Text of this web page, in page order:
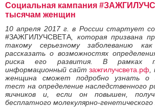
Социальная кампания
тысячам женщин
10 апреля 2017 г. в России стартует
#ЗАЖГИЛУЧСВЕТА , которая призвана
такому серьезному заболеванию
рассказать о возможностях
риска его развития. В рамках
информационный сайтзажгилучсвета.рф
женщина сможет подробно узнать о
тест на определение наследственного
яичников и, если он повышен,
бесплатного молекулярно-